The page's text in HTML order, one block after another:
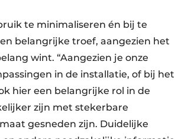
te minimaliseren én bij te
belangrijke troef, aangezien het
wint. “Aangezien je onze
in de installatie, of bij het
hier een belangrijke rol in de
zijn met stekerbare
gesneden zijn. Duidelijke